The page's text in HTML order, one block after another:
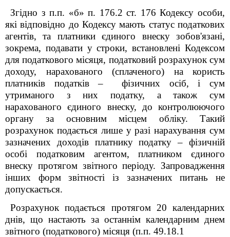
Згідно з п.п. «б» п. 176.2 ст. 176 Кодексу особи,
які відповідно до Кодексу мають статус податкових
агентів, та платники єдиного внеску зобов'язані,
зокрема, подавати у строки, встановлені Кодексом
для податкового місяця, податковий розрахунок сум
доходу, нарахованого (сплаченого) на користь
платників податків – фізичних осіб, і сум
утриманого з них податку, а також сум
нарахованого єдиного внеску, до контролюючого
органу за основним місцем обліку. Такий
розрахунок подається лише у разі нарахування сум
зазначених доходів платнику податку – фізичній
особі податковим агентом, платником єдиного
внеску протягом звітного періоду. Запровадження
інших форм звітності із зазначених питань не
допускається.
Розрахунок подається протягом 20 календарних
днів, що настають за останнім календарним днем
звітного (податкового) місяця (п.п. 49.18.1